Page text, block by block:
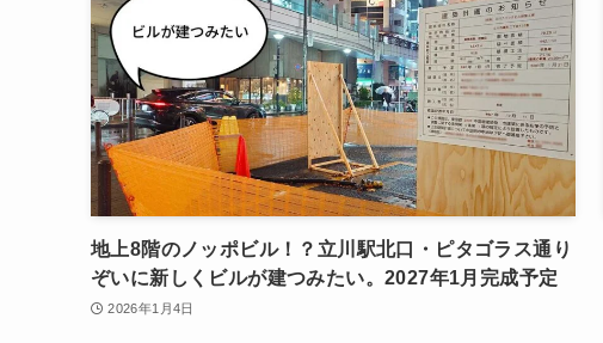
地上8階のノッポビル！？立川駅北口・ピタゴラス通り
ぞいに新しくビルが建つみたい。2027年1月完成予定
2026年1月4日